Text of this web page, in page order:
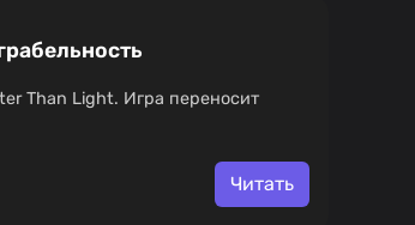
Than Light. Игра переносит
Читать